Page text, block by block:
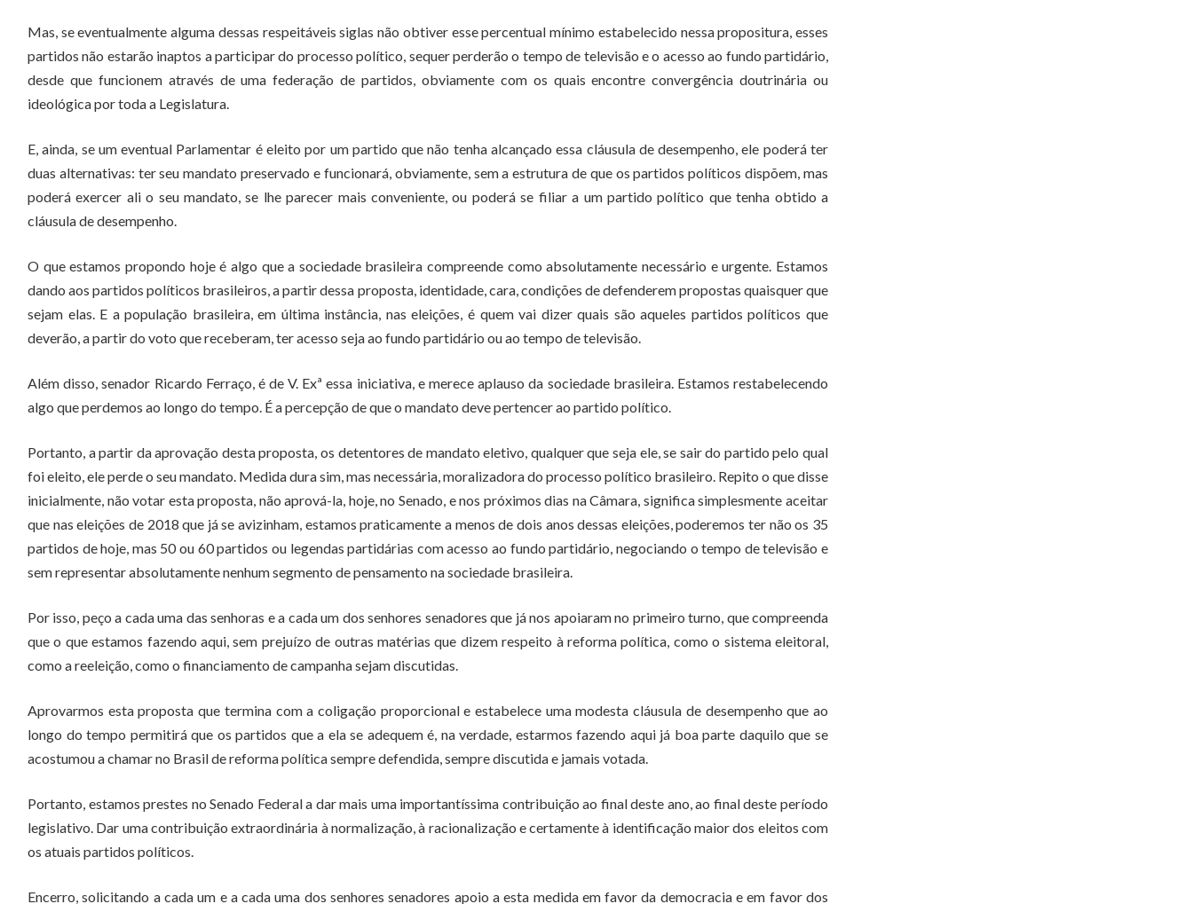
Mas, se eventualmente alguma dessas respeitáveis siglas não obtiver esse percentual mínimo estabelecido nessa propositura, esses
partidos não estarão inaptos a participar do processo político, sequer perderão o tempo de televisão e o acesso ao fundo partidário,
desde que funcionem através de uma federação de partidos, obviamente com os quais encontre convergência doutrinária ou
ideológica por toda a Legislatura.
E, ainda, se um eventual Parlamentar é eleito por um partido que não tenha alcançado essa cláusula de desempenho, ele poderá ter
duas alternativas: ter seu mandato preservado e funcionará, obviamente, sem a estrutura de que os partidos políticos dispõem, mas
poderá exercer ali o seu mandato, se lhe parecer mais conveniente, ou poderá se filiar a um partido político que tenha obtido a
cláusula de desempenho.
O que estamos propondo hoje é algo que a sociedade brasileira compreende como absolutamente necessário e urgente. Estamos
dando aos partidos políticos brasileiros, a partir dessa proposta, identidade, cara, condições de defenderem propostas quaisquer que
sejam elas. E a população brasileira, em última instância, nas eleições, é quem vai dizer quais são aqueles partidos políticos que
deverão, a partir do voto que receberam, ter acesso seja ao fundo partidário ou ao tempo de televisão.
Além disso, senador Ricardo Ferraço, é de V. Exª essa iniciativa, e merece aplauso da sociedade brasileira. Estamos restabelecendo
algo que perdemos ao longo do tempo. É a percepção de que o mandato deve pertencer ao partido político.
Portanto, a partir da aprovação desta proposta, os detentores de mandato eletivo, qualquer que seja ele, se sair do partido pelo qual
foi eleito, ele perde o seu mandato. Medida dura sim, mas necessária, moralizadora do processo político brasileiro. Repito o que disse
inicialmente, não votar esta proposta, não aprová-la, hoje, no Senado, e nos próximos dias na Câmara, significa simplesmente aceitar
que nas eleições de 2018 que já se avizinham, estamos praticamente a menos de dois anos dessas eleições, poderemos ter não os 35
partidos de hoje, mas 50 ou 60 partidos ou legendas partidárias com acesso ao fundo partidário, negociando o tempo de televisão e
sem representar absolutamente nenhum segmento de pensamento na sociedade brasileira.
Por isso, peço a cada uma das senhoras e a cada um dos senhores senadores que já nos apoiaram no primeiro turno, que compreenda
que o que estamos fazendo aqui, sem prejuízo de outras matérias que dizem respeito à reforma política, como o sistema eleitoral,
como a reeleição, como o financiamento de campanha sejam discutidas.
Aprovarmos esta proposta que termina com a coligação proporcional e estabelece uma modesta cláusula de desempenho que ao
longo do tempo permitirá que os partidos que a ela se adequem é, na verdade, estarmos fazendo aqui já boa parte daquilo que se
acostumou a chamar no Brasil de reforma política sempre defendida, sempre discutida e jamais votada.
Portanto, estamos prestes no Senado Federal a dar mais uma importantíssima contribuição ao final deste ano, ao final deste período
legislativo. Dar uma contribuição extraordinária à normalização, à racionalização e certamente à identificação maior dos eleitos com
os atuais partidos políticos.
Encerro, solicitando a cada um e a cada uma dos senhores senadores apoio a esta medida em favor da democracia e em favor dos